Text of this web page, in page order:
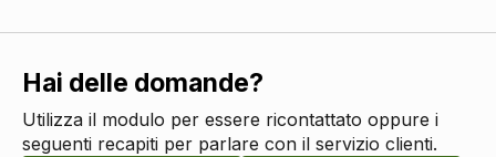
Airbag
Airbag guida
Airbag laterali
DI SERIE
Airbag a tendina
DI SERIE
Hai delle domande?
Utilizza il modulo per essere ricontattato oppure i
seguenti recapiti per parlare con il servizio clienti.